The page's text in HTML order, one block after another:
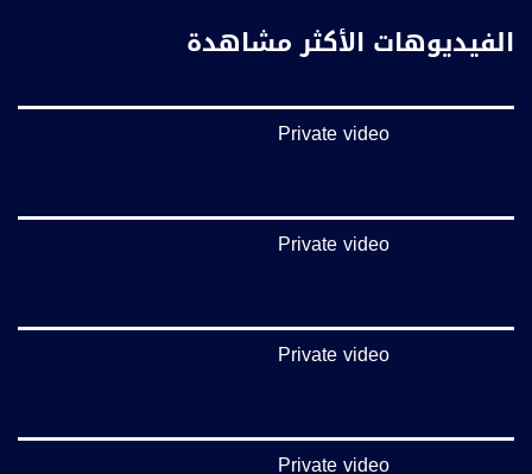
الفيديوهات الأكثر مشاهدة
Private video
Private video
Private video
Private video